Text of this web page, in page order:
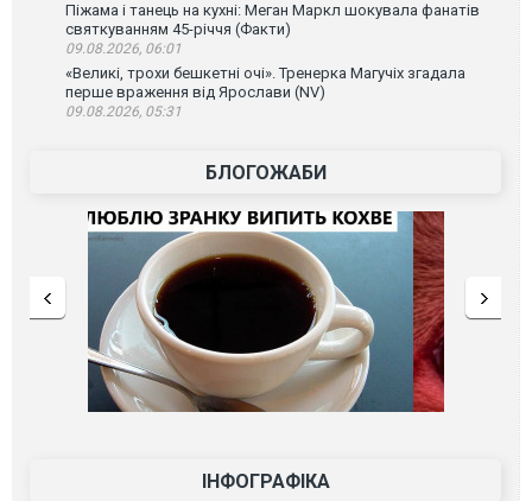
Піжама і танець на кухні: Меган Маркл шокувала фанатів
святкуванням 45-річчя (Факти)
09.08.2026, 06:01
«Великі, трохи бешкетні очі». Тренерка Магучіх згадала
перше враження від Ярослави (NV)
09.08.2026, 05:31
БЛОГОЖАБИ
ІНФОГРАФІКА